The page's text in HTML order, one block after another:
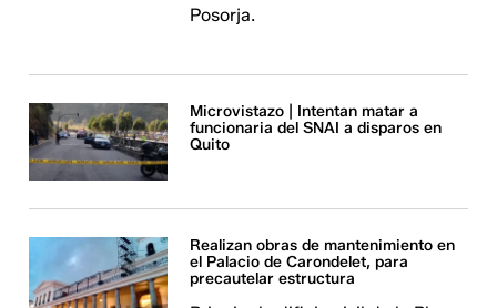
Posorja.
Microvistazo | Intentan matar a
funcionaria del SNAI a disparos en
Quito
Realizan obras de mantenimiento en
el Palacio de Carondelet, para
precautelar estructura